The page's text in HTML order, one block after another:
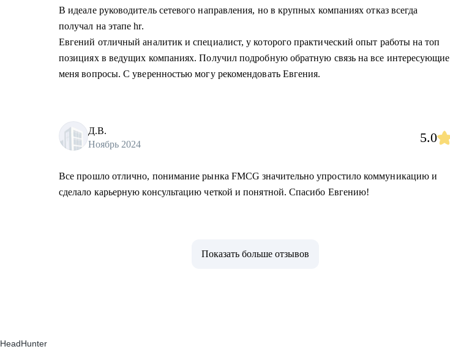
В идеале руководитель сетевого направления, но в крупных компаниях отказ всегда
получал на этапе hr.
Евгений отличный аналитик и специалист, у которого практический опыт работы на топ
позициях в ведущих компаниях. Получил подробную обратную связь на все интересующие
меня вопросы. С уверенностью могу рекомендовать Евгения.
Д.В.
Ноябрь 2024
5.0
Все прошло отлично, понимание рынка FMCG значительно упростило коммуникацию и
сделало карьерную консультацию четкой и понятной. Спасибо Евгению!
Показать больше отзывов
HeadHunter